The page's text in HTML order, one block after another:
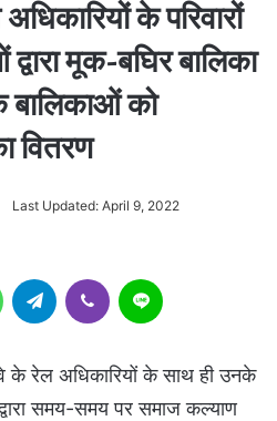
के परिवारों
मूक-बघिर बालिका
को
वितरण
Last Updated: April 9, 2022
WhatsAppTelegram Viber
के रेल अधिकारियों के साथ ही उनके
समय-समय पर समाज कल्याण